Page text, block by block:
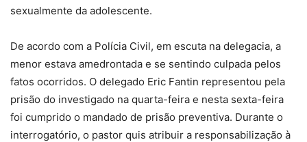
sexualmente da adolescente.
De acordo com a Polícia Civil, em escuta na delegacia, a
menor estava amedrontada e se sentindo culpada pelos
fatos ocorridos. O delegado Eric Fantin representou pela
prisão do investigado na quarta-feira e nesta sexta-feira
foi cumprido o mandado de prisão preventiva. Durante o
interrogatório, o pastor quis atribuir a responsabilização à